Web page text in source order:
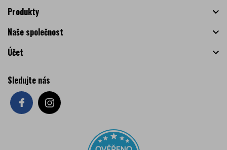
Produkty

Naše společnost

Účet

Sledujte nás